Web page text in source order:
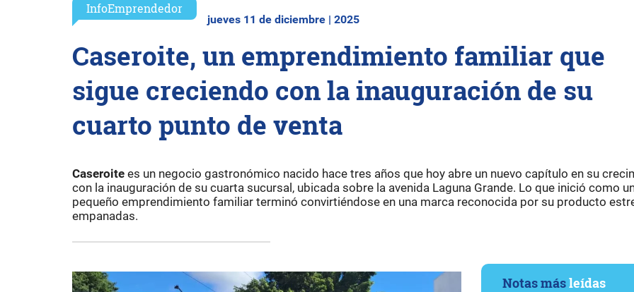
InfoEmprendedor
jueves 11 de diciembre | 2025
Caseroite, un emprendimiento familiar que
sigue creciendo con la inauguración de su
cuarto punto de venta
Caseroite es un negocio gastronómico nacido hace tres años que hoy abre un nuevo capítulo en su
con la inauguración de su cuarta sucursal, ubicada sobre la avenida Laguna Grande. Lo que inició como
pequeño emprendimiento familiar terminó convirtiéndose en una marca reconocida por su producto
empanadas.
Notas másleídas